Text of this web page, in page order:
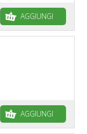
AGGIUNGI
AGGIUNGI